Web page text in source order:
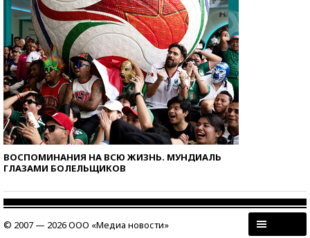
ВОСПОМИНАНИЯ НА ВСЮ ЖИЗНЬ. МУНДИАЛЬ
ГЛАЗАМИ БОЛЕЛЬЩИКОВ
© 2007 — 2026 ООО «Медиа новости»